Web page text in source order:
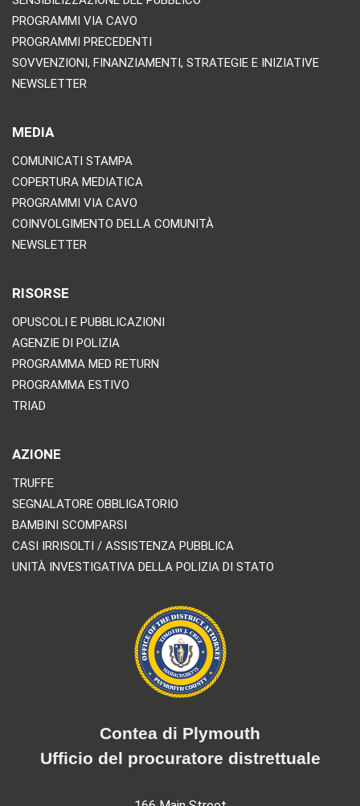
PROGRAMMI VIA CAVO
PROGRAMMI PRECEDENTI
SOVVENZIONI, FINANZIAMENTI, STRATEGIE E INIZIATIVE
NEWSLETTER
MEDIA
COMUNICATI STAMPA
COPERTURA MEDIATICA
PROGRAMMI VIA CAVO
COINVOLGIMENTO DELLA COMUNITÀ
NEWSLETTER
RISORSE
OPUSCOLI E PUBBLICAZIONI
AGENZIE DI POLIZIA
PROGRAMMA MED RETURN
PROGRAMMA ESTIVO
TRIAD
AZIONE
TRUFFE
SEGNALATORE OBBLIGATORIO
BAMBINI SCOMPARSI
CASI IRRISOLTI / ASSISTENZA PUBBLICA
UNITÀ INVESTIGATIVA DELLA POLIZIA DI STATO
Contea di Plymouth
Ufficio del procuratore distrettuale